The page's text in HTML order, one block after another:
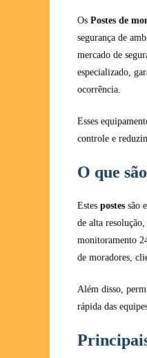
Os Postes de
segurança de
mercado de
especializado,
ocorrência.
Esses
controle e
O que
Estes postes são
de alta
monitoramento
de moradores,
Além disso,
rápida das